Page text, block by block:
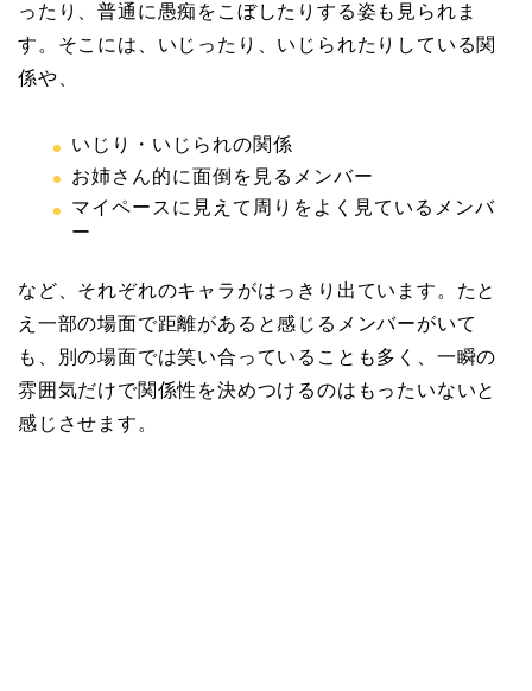
ったり、普通に愚痴をこぼしたりする姿も見られま
す。そこには、いじったり、いじられたりしている関
係や、
いじり・いじられの関係
お姉さん的に面倒を見るメンバー
マイペースに見えて周りをよく見ているメンバ
ー
など、それぞれのキャラがはっきり出ています。たと
え一部の場面で距離があると感じるメンバーがいて
も、別の場面では笑い合っていることも多く、一瞬の
雰囲気だけで関係性を決めつけるのはもったいないと
感じさせます。